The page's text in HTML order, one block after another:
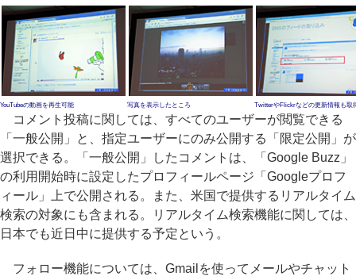
YouTubeの動画を再生可能 写真を表示したところ TwitterやFlickrなどの更新情報も取
コメント投稿に関しては、すべてのユーザーが閲覧できる
「一般公開」と、指定ユーザーにのみ公開する「限定公開」が
選択できる。「一般公開」したコメントは、「Google Buzz」
の利用開始時に設定したプロフィールページ「Googleプロフ
ィール」上で公開される。また、米国で提供するリアルタイム
検索の対象にも含まれる。リアルタイム検索機能に関しては、
日本でも近日中に提供する予定という。
フォロー機能については、Gmailを使ってメールやチャット